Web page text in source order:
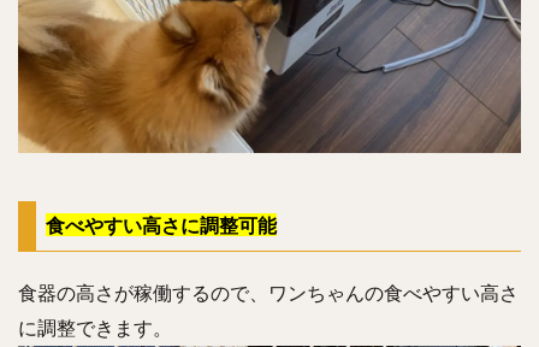
食べやすい高さに調整可能
食器の高さが稼働するので、ワンちゃんの食べやすい高さ
に調整できます。